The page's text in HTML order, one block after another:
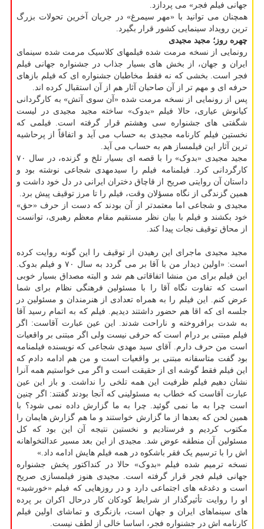
جهانی فیلم فجر» می پردازد.
همچنان می توانید با «مهر سیمرغ» در جریان آخرین تحولات بزرگ
ترین رویداد سینمایی کشور قرار بگیرد.
چهره روز؛ مجید مجیدی
رونمایی از نسخه مرمت شده فیلمهای کلاسیک مرمت شده سینمای
ایران و جهان، از بخش های بسیار جذاب در جشنواره جهانی فیلم
فجر است. بخشی که نه فقط مخاطبان جشنواره ای که فیلم بازهای
حرفه ای و مهم تر از آن صاحبان آثار هم از آن استقبال کرده اند.
پس از رونمایی از نسخه مرمت شده «آن سوی آتش» به کارگردانی
کیانوش عیاری، حالا فیلم «بدوک» ساخته مجید مجیدی در لیست
شگفتی های جشنواره سی وهشتم قرار گرفته است. فیلمی که
نخستین فیلم کارنامه مجیدی به حساب می آید و اتفاقاً از پرحاشیه
ترین آثار این فیلمساز هم به حساب می آید.
مجید مجیدی «بدوک» را با قصه ای بسیار تلخ و گزنده، در سال ۷۰
کارگردانی کرد. فیلمنامه فیلم را سیدمهدی شجاعی نوشته بود و
داستان آن روایتی صریح از قاچاق دختران ایرانی در دل خود داشت و
همین گزندگی از نگاه مسؤلان وقت، فیلم را تا مرز توقیف پیش برد.
مجیدی و شجاعی اما معتمدتر از آن بودند که دست از حرف «حق»
خود بکشند و فیلم با بیان نظر مستقیم مقام معظم رهبری، توانست
از محاق توقیف نجات پیدا کند.
مجید مجیدی ماجرای این رهیدن از توقیف را این گونه روایت کرده
است: «اولین دیدار من با آقا بر می گردد به سال ۷۰ و فیلم بدوک.
این فیلم برای من منشا اتفاقاتی هم شد و البته مصداق بسیار خوبی
است که تفاوت نگاه آقا را با مسئولین فرهنگی نظام برای شما
عرض کنم. این فیلم را به همراه تعدادی از هنرمندان و مسئولین در
جلسه ای که اقا هم حضور داشتند دیدیم. فیلم که به اتمام رسید آقا
به شدت برافروخته و ناراحت شدند. این عین عبارت آقاست: اگر
فیلم مبتنی بر درام است که حرفی نیست ولی اگر مبتنی بر واقعیات
است من حرف دارم. آقای سید مهدی شجاعی که نویسنده فیلمنامه
بود گفت متاسفانه مبتنی بر واقعیات است و من هم ادامه دادم که
این فیلم فقط گوشه ای از حقیقت است و اگر می خواستیم همه آنرا
نشان دهیم فیلم ظرفیت این همه تلخی را نداشت. و باز این عین
عبارت آقاست که خطاب به مسئولینی که آنجا بودند گفتند: اگر چنین
است چرا به ما نمی گوئید. چرا به ما گزارش داده نمی شود؟ با
همین لحن که بعدها از ما گزارش خواستند و ما هم گزارش هایمان را
مکتوب کردیم و فرستادیم و نخستین نتیجه آن این بود که کل
مسئولین آن منطقه عوض شد. مجیدی از این بعد مسیر عدالتخواهانه
اش را با ترسیم یک فقر باشکوه در همه فیلم هایش ادامه داد.»
نسخه ترمیم شده فیلم «بدوک» حالا در کنداکتور پخش جشنواره
جهانی فیلم فجر قرار گرفته است. مجیدی هنوز فیلمسازی صریح
است و دغدغه های اجتماعی دارد و در روزهایی که فیلم «خورشید»
او را روایت تأثیرگذار از شرایط کودکان کار درحال اکران بر پرده
های سینماهای ایران و جهان است، بازنگری و تماشای اولین فیلم
کارنامه اش در جشنواره فجر، اساسا خالی از لطف نیست.